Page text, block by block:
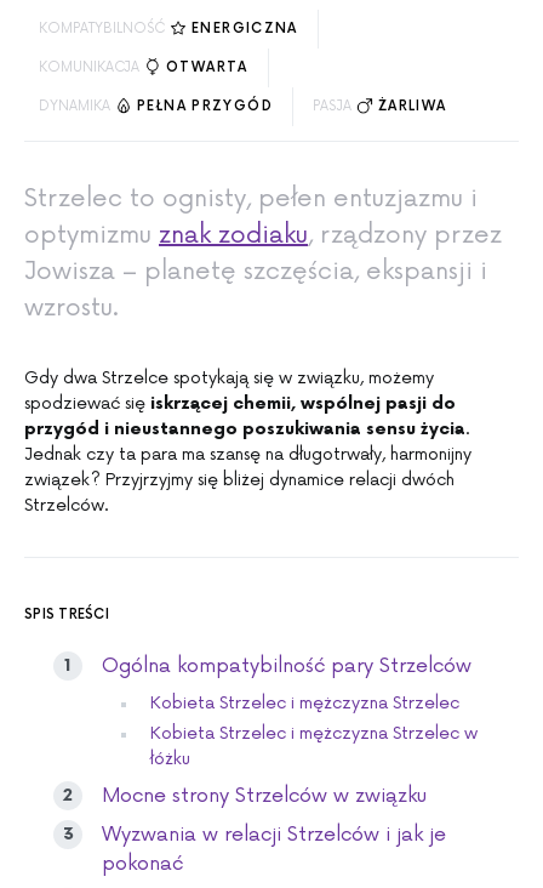
KOMPATYBILNOŚĆ ENERGICZNA
KOMUNIKACJA OTWARTA
DYNAMIKA PEŁNA PRZYGÓD PASJA ŻARLIWA
Strzelec to ognisty, pełen entuzjazmu i
optymizmu znak zodiaku, rządzony przez
Jowisza – planetę szczęścia, ekspansji i
wzrostu.
Gdy dwa Strzelce spotykają się w związku, możemy
spodziewać się iskrzącej chemii, wspólnej pasji do
przygód i nieustannego poszukiwania sensu życia.
Jednak czy ta para ma szansę na długotrwały, harmonijny
związek? Przyjrzyjmy się bliżej dynamice relacji dwóch
Strzelców.
SPIS TREŚCI
Ogólna kompatybilność pary Strzelców
Kobieta Strzelec i mężczyzna Strzelec
Kobieta Strzelec i mężczyzna Strzelec w
łóżku
Mocne strony Strzelców w związku
Wyzwania w relacji Strzelców i jak je
pokonać